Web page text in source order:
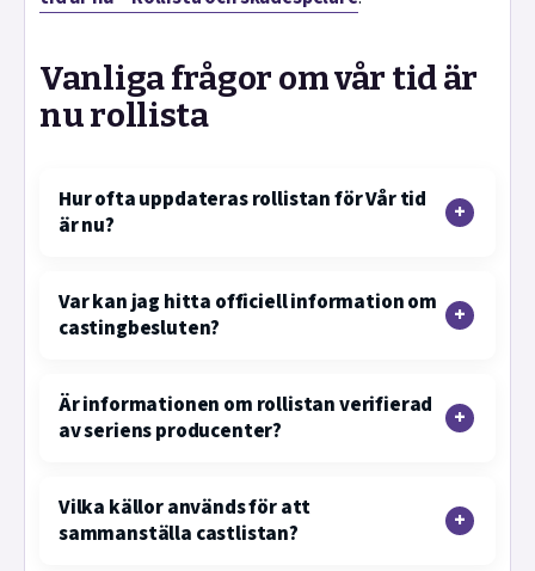
Vanliga frågor om vår tid är
nu rollista
Hur ofta uppdateras rollistan för Vår tid
är nu?
Var kan jag hitta officiell information om
castingbesluten?
Är informationen om rollistan verifierad
av seriens producenter?
Vilka källor används för att
sammanställa castlistan?